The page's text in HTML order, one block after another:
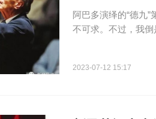
阿巴多演绎的“德九
不可求。不过，我
2023-07-12 15:17